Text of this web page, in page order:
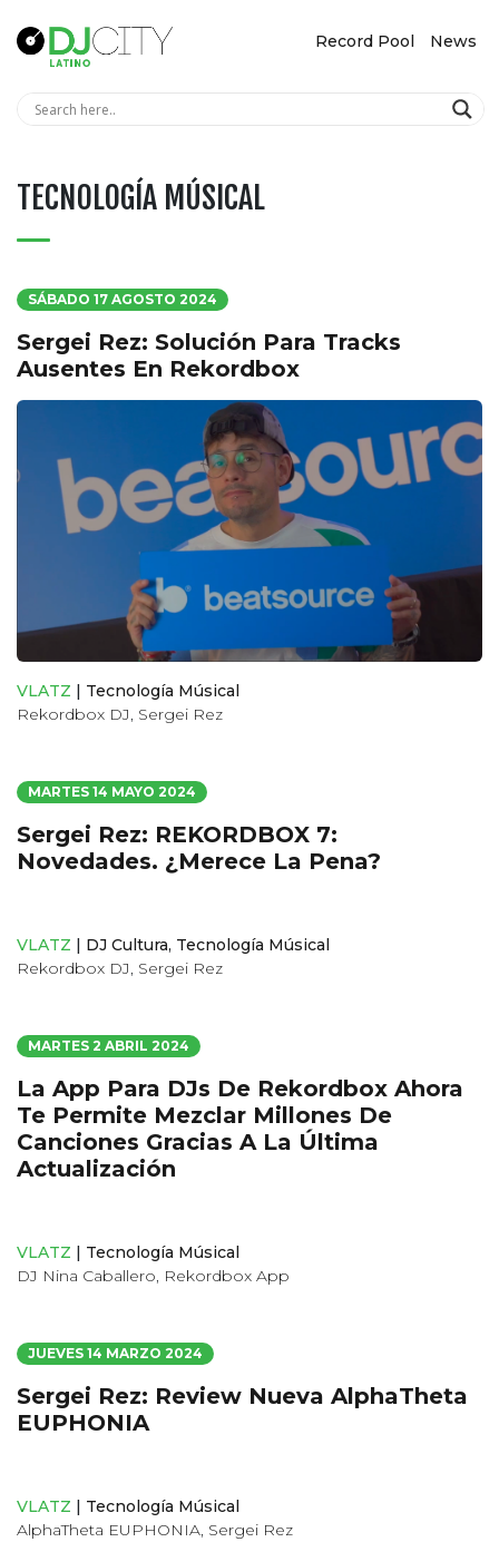
Record Pool News
TECNOLOGÍA MÚSICAL
SÁBADO 17 AGOSTO 2024
Sergei Rez: Solución Para Tracks
Ausentes En Rekordbox
VLATZ | Tecnología Músical
Rekordbox DJ, Sergei Rez
MARTES 14 MAYO 2024
Sergei Rez: REKORDBOX 7:
Novedades. ¿Merece La Pena?
VLATZ | DJ Cultura, Tecnología Músical
Rekordbox DJ, Sergei Rez
MARTES 2 ABRIL 2024
La App Para DJs De Rekordbox Ahora
Te Permite Mezclar Millones De
Canciones Gracias A La Última
Actualización
VLATZ | Tecnología Músical
DJ Nina Caballero, Rekordbox App
JUEVES 14 MARZO 2024
Sergei Rez: Review Nueva AlphaTheta
EUPHONIA
VLATZ | Tecnología Músical
AlphaTheta EUPHONIA, Sergei Rez